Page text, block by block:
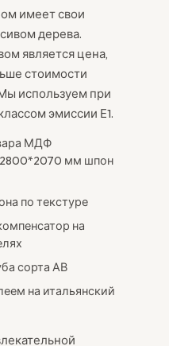
имеет свои
дерева.
является цена,
стоимости
используем при
эмиссии Е1.
МДФ
мм шпон
по текстуре
на
сорта АВ
на итальянский